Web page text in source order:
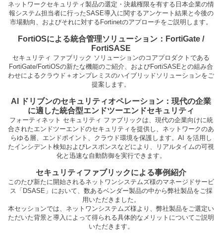
ネットワークセキュリティ製品の選定・決裁権限を有する日本企業の情
報システム担当者に行ったSASE導入に関するアンケート結果と今後の
市場動向、およびそれに対するFortinetのアプローチをご説明します。
FortiOSによる統合管理ソリューション：FortiGate /
FortiSASE
セキュリティ ファブリック ソリューションのコアプロダクトである
FortiGate/FortiOSの新たな機能のご紹介、およびFortiSASEとの組み合
わせによるクラウド＋オンプレミスのハイブリッドソリューションをご
提案します。
AI ドリブンのセキュリティオペレーション：現代の企業
に適した統合型エンドツーエンドセキュリティ
フォーティネット セキュリティ ファブリックは、現代の企業向けに統
合されたエンドツーエンドのセキュリティを提供し、ネットワークのあ
らゆる層、エンドポイント、クラウド環境を保護します。AI を活用し
たインシデント検知およびレスポンスなどにより、リアルタイムの可視
化と迅速な自動防御を実行できます。
セキュリティファブリックによる事例紹介
このたび新たに開始されるネットワンシステムズ様のマネージドサービ
ス「DSASE」において、数あるベンダー製品の中から弊社製品をご採
用いただきました。
本セッションでは、ネットワンシステムズ様より、弊社製品をご選定い
ただいた背景と導入によって得られる具体的なメリットについてご説明
いただきます。